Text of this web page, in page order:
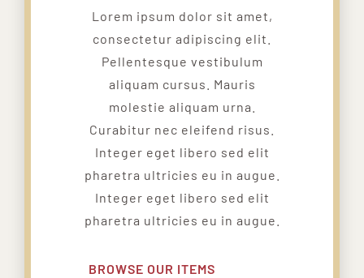
Lorem ipsum dolor sit amet,
consectetur adipiscing elit.
Pellentesque vestibulum
aliquam cursus. Mauris
molestie aliquam urna.
Curabitur nec eleifend risus.
Integer eget libero sed elit
pharetra ultricies eu in augue.
Integer eget libero sed elit
pharetra ultricies eu in augue.
BROWSE OUR ITEMS